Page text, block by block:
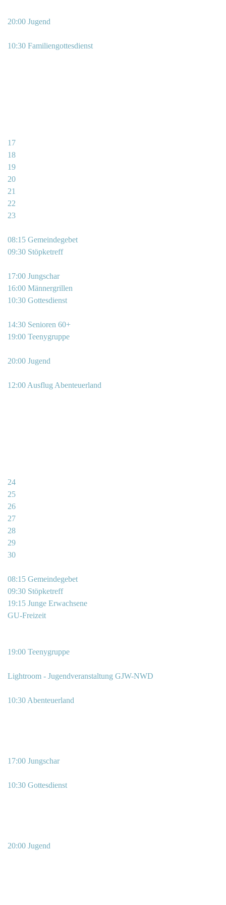
20:00 Jugend
10:30 Familiengottesdienst
17
18
19
20
21
22
23
08:15 Gemeindegebet
09:30 Stöpketreff
17:00 Jungschar
16:00 Männergrillen
10:30 Gottesdienst
14:30 Senioren 60+
19:00 Teenygruppe
20:00 Jugend
12:00 Ausflug Abenteuerland
24
25
26
27
28
29
30
08:15 Gemeindegebet
09:30 Stöpketreff
19:15 Junge Erwachsene
GU-Freizeit
19:00 Teenygruppe
Lightroom - Jugendveranstaltung GJW-NWD
10:30 Abenteuerland
17:00 Jungschar
10:30 Gottesdienst
20:00 Jugend